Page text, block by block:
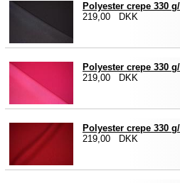
Polyester crepe 330
219,00 DKK
Polyester crepe 330
219,00 DKK
Polyester crepe 330
219,00 DKK